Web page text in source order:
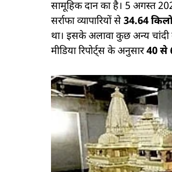
सामूहिक दान का है। 5 अगस्त
सर्राफा व्यापारियों से34.64
था। इसके अलावा कुछ अन्य
मीडिया रिपोर्ट्स के अनुसार40 से